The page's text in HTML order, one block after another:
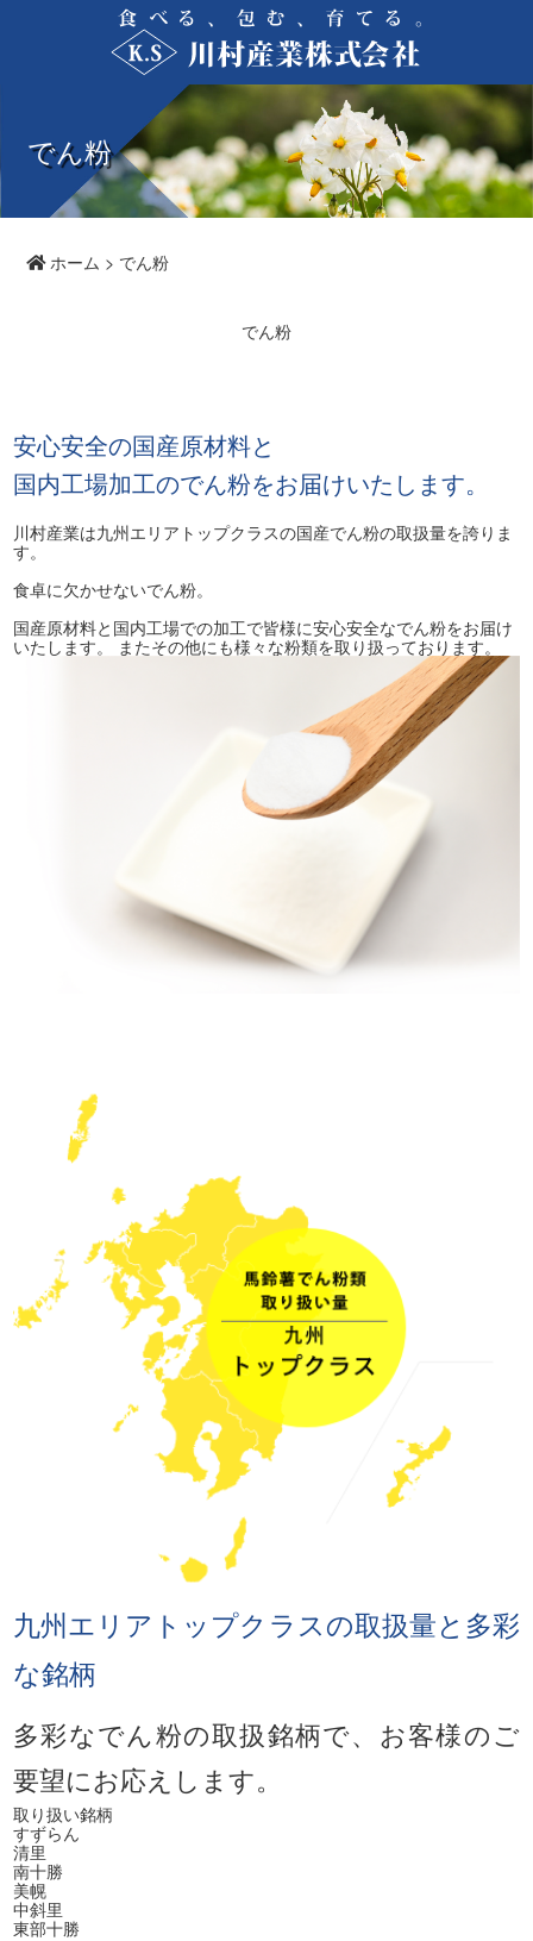
でん粉
ホーム > でん粉
でん粉
安心安全の国産原材料と
国内工場加工のでん粉をお届けいたします。
川村産業は九州エリアトップクラスの国産でん粉の取扱量を誇りま
す。
食卓に欠かせないでん粉。
国産原材料と国内工場での加工で皆様に安心安全なでん粉をお届け
いたします。 またその他にも様々な粉類を取り扱っております。
九州エリアトップクラスの取扱量と多彩
な銘柄
多彩なでん粉の取扱銘柄で、お客様のご
要望にお応えします。
取り扱い銘柄
すずらん
清里
南十勝
美幌
中斜里
東部十勝